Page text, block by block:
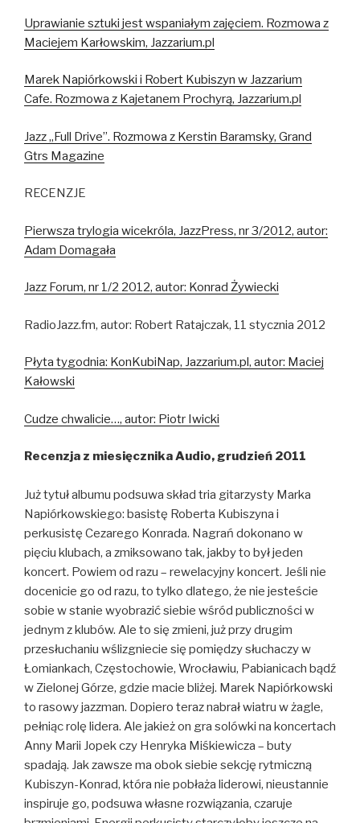
Uprawianie sztuki jest wspaniałym zajęciem. Rozmowa z
Maciejem Karłowskim, Jazzarium.pl
Marek Napiórkowski i Robert Kubiszyn w Jazzarium
Cafe. Rozmowa z Kajetanem Prochyrą, Jazzarium.pl
Jazz „Full Drive”. Rozmowa z Kerstin Baramsky, Grand
Gtrs Magazine
RECENZJE
Pierwsza trylogia wicekróla, JazzPress, nr 3/2012, autor:
Adam Domagała
Jazz Forum, nr 1/2 2012, autor: Konrad Żywiecki
RadioJazz.fm, autor: Robert Ratajczak, 11 stycznia 2012
Płyta tygodnia: KonKubiNap, Jazzarium.pl, autor: Maciej
Kałowski
Cudze chwalicie…, autor: Piotr Iwicki
Recenzja z miesięcznika Audio, grudzień 2011
Już tytuł albumu podsuwa skład tria gitarzysty Marka
Napiórkowskiego: basistę Roberta Kubiszyna i
perkusistę Cezarego Konrada. Nagrań dokonano w
pięciu klubach, a zmiksowano tak, jakby to był jeden
koncert. Powiem od razu – rewelacyjny koncert. Jeśli nie
docenicie go od razu, to tylko dlatego, że nie jesteście
sobie w stanie wyobrazić siebie wśród publiczności w
jednym z klubów. Ale to się zmieni, już przy drugim
przesłuchaniu wślizgniecie się pomiędzy słuchaczy w
Łomiankach, Częstochowie, Wrocławiu, Pabianicach bądź
w Zielonej Górze, gdzie macie bliżej. Marek Napiórkowski
to rasowy jazzman. Dopiero teraz nabrał wiatru w żagle,
pełniąc rolę lidera. Ale jakież on gra solówki na koncertach
Anny Marii Jopek czy Henryka Miśkiewicza – buty
spadają. Jak zawsze ma obok siebie sekcję rytmiczną
Kubiszyn-Konrad, która nie pobłaża liderowi, nieustannie
inspiruje go, podsuwa własne rozwiązania, czaruje